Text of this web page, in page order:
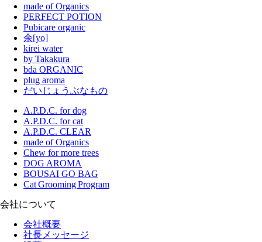
made of Organics
PERFECT POTION
Pubicare organic
余[yo]
kirei water
by Takakura
bda ORGANIC
plug aroma
だいじょうぶなもの
A.P.D.C. for dog
A.P.D.C. for cat
A.P.D.C. CLEAR
made of Organics
Chew for more trees
DOG AROMA
BOUSAI GO BAG
Cat Grooming Program
会社について
会社概要
社長メッセージ